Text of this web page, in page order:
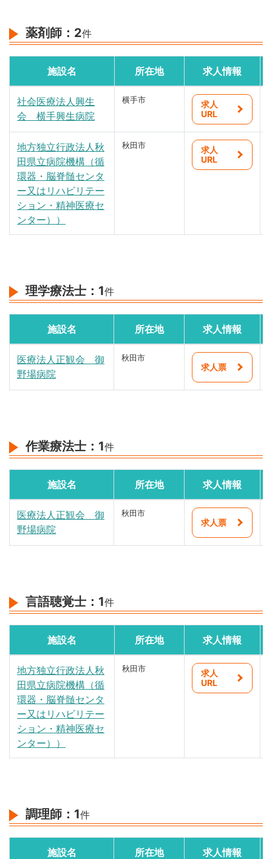
薬剤師： 2件
施設名 所在地 求人情報
社会医療法人興生
会 横手興生病院
横手市
求人
URL
地方独立行政法人秋
田県立病院機構（循
環器・脳脊髄センタ
ー又はリハビリテー
ション・精神医療セ
ンター））
秋田市
求人
URL
理学療法士： 1件
施設名 所在地 求人情報
医療法人正観会 御
野場病院
秋田市
求人票
作業療法士： 1件
施設名 所在地 求人情報
医療法人正観会 御
野場病院
秋田市
求人票
言語聴覚士： 1件
施設名 所在地 求人情報
地方独立行政法人秋
田県立病院機構（循
環器・脳脊髄センタ
ー又はリハビリテー
ション・精神医療セ
ンター））
秋田市
求人
URL
調理師： 1件
施設名 所在地 求人情報